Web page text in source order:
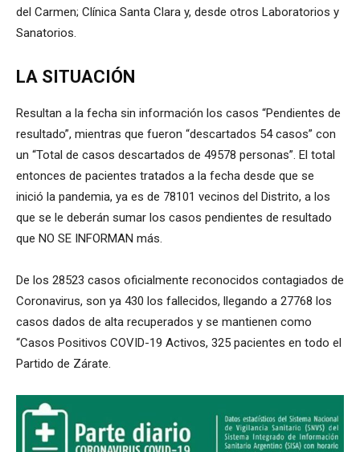
del Carmen; Clínica Santa Clara y, desde otros Laboratorios y
Sanatorios.
LA SITUACIÓN
Resultan a la fecha sin información los casos “Pendientes de
resultado”, mientras que fueron “descartados 54 casos” con
un “Total de casos descartados de 49578 personas”. El total
entonces de pacientes tratados a la fecha desde que se
inició la pandemia, ya es de 78101 vecinos del Distrito, a los
que se le deberán sumar los casos pendientes de resultado
que NO SE INFORMAN más.
De los 28523 casos oficialmente reconocidos contagiados de
Coronavirus, son ya 430 los fallecidos, llegando a 27768 los
casos dados de alta recuperados y se mantienen como
“Casos Positivos COVID-19 Activos, 325 pacientes en todo el
Partido de Zárate.